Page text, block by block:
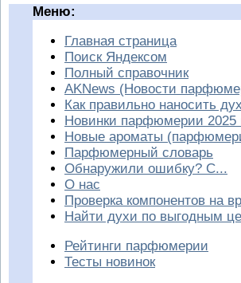
Меню:
Главная страница
Поиск Яндексом
Полный справочник
AKNews (Новости
Как правильно наносить
Новинки парфюмерии 2025
Новые ароматы
Парфюмерный словарь
Обнаружили ошибку? С...
О нас
Проверка компонентов на
Найти духи по выгодным
Рейтинги парфюмерии
Тесты новинок